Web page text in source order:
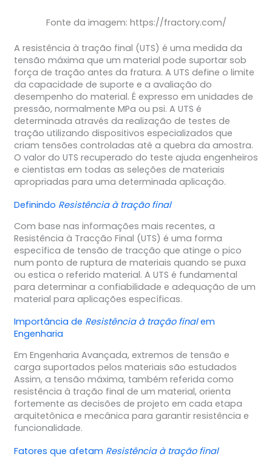
Fonte da imagem: https://fractory.com/
A resistência à tração final (UTS) é uma medida da
tensão máxima que um material pode suportar sob
força de tração antes da fratura. A UTS define o limite
da capacidade de suporte e a avaliação do
desempenho do material. É expresso em unidades de
pressão, normalmente MPa ou psi. A UTS é
determinada através da realização de testes de
tração utilizando dispositivos especializados que
criam tensões controladas até a quebra da amostra.
O valor do UTS recuperado do teste ajuda engenheiros
e cientistas em todas as seleções de materiais
apropriadas para uma determinada aplicação.
Definindo Resistência à tração final
Com base nas informações mais recentes, a
Resistência à Tracção Final (UTS) é uma forma
específica de tensão de tracção que atinge o pico
num ponto de ruptura de materiais quando se puxa
ou estica o referido material. A UTS é fundamental
para determinar a confiabilidade e adequação de um
material para aplicações específicas.
Importância de Resistência à tração finalem
Engenharia
Em Engenharia Avançada, extremos de tensão e
carga suportados pelos materiais são estudados
Assim, a tensão máxima, também referida como
resistência à tração final de um material, orienta
fortemente as decisões de projeto em cada etapa
arquitetônica e mecânica para garantir resistência e
funcionalidade.
Fatores que afetam Resistência à tração final